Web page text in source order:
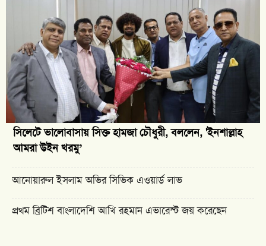
সিলেটে ভালোবাসায় সিক্ত হামজা চৌধুরী, বললেন, 'ইনশাল্লাহ
আমরা উইন খরমু’
আনোয়ারুল ইসলাম অভির সিভিক এওয়ার্ড লাভ
প্রথম ব্রিটিশ বাংলাদেশি আখি রহমান এভারেস্ট জয় করেছেন